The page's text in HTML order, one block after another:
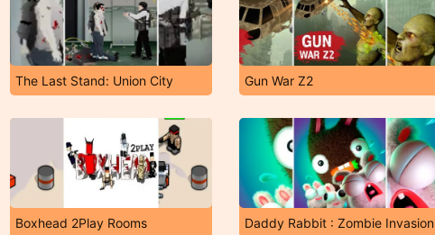
The Last Stand: Union City Gun War Z2
Boxhead 2Play Rooms Daddy Rabbit : Zombie Invasion